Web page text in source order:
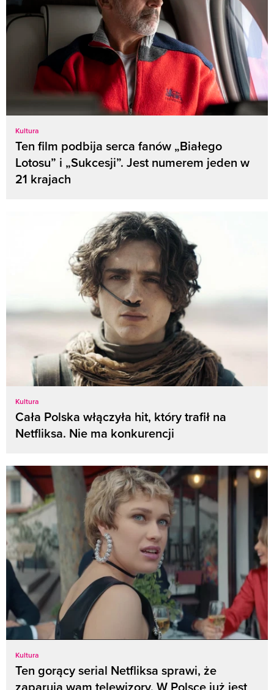
Kultura
Ten film podbija serca fanów „Białego
Lotosu” i „Sukcesji”. Jest numerem jeden w
21 krajach
Kultura
Cała Polska włączyła hit, który trafił na
Netfliksa. Nie ma konkurencji
Kultura
Ten gorący serial Netfliksa sprawi, że